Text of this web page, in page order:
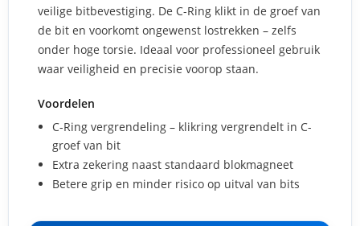
veilige bitbevestiging. De C-Ring klikt in de groef van
de bit en voorkomt ongewenst lostrekken – zelfs
onder hoge torsie. Ideaal voor professioneel gebruik
waar veiligheid en precisie voorop staan.
Voordelen
C-Ring vergrendeling – klikring vergrendelt in C-
groef van bit
Extra zekering naast standaard blokmagneet
Betere grip en minder risico op uitval van bits